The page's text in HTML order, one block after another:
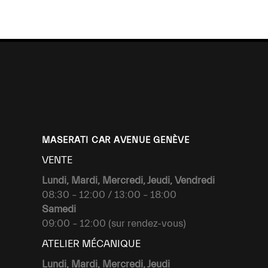
MASERATI CAR AVENUE GENÈVE
VENTE
Lundi, Mardi, Mercredi, Jeudi, Vendredi
08:30 – 12:00 / 13:00 – 18:00
Samedi
09:00 – 12:00 (sur rendez-vous)
ATELIER MÉCANIQUE
Lundi, Mardi, Mercredi, Jeudi